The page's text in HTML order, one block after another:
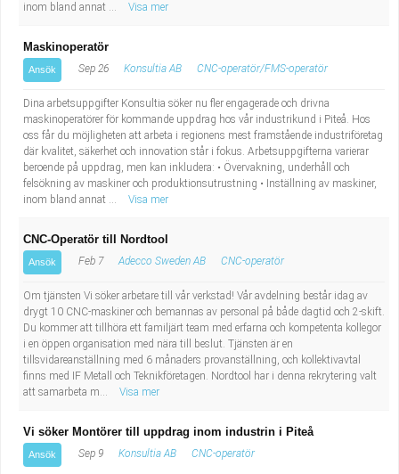
inom bland annat ...
Visa mer
Maskinoperatör
Ansök Sep 26 Konsultia AB CNC-operatör/FMS-operatör
Dina arbetsuppgifter Konsultia söker nu fler engagerade och drivna
maskinoperatörer för kommande uppdrag hos vår industrikund i Piteå. Hos
oss får du möjligheten att arbeta i regionens mest framstående industriföretag
där kvalitet, säkerhet och innovation står i fokus. Arbetsuppgifterna varierar
beroende på uppdrag, men kan inkludera: • Övervakning, underhåll och
felsökning av maskiner och produktionsutrustning • Inställning av maskiner,
inom bland annat ...
Visa mer
CNC-Operatör till Nordtool
Ansök Feb 7 Adecco Sweden AB CNC-operatör
Om tjänsten Vi söker arbetare till vår verkstad! Vår avdelning består idag av
drygt 10 CNC-maskiner och bemannas av personal på både dagtid och 2-skift.
Du kommer att tillhöra ett familjärt team med erfarna och kompetenta kollegor
i en öppen organisation med nära till beslut. Tjänsten är en
tillsvidareanställning med 6 månaders provanställning, och kollektivavtal
finns med IF Metall och Teknikföretagen. Nordtool har i denna rekrytering valt
att samarbeta m...
Visa mer
Vi söker Montörer till uppdrag inom industrin i Piteå
Ansök Sep 9 Konsultia AB CNC-operatör